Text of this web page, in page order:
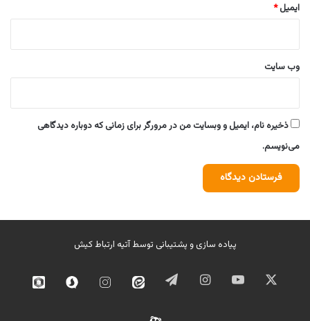
ایمیل*
وب‌ سایت
ذخیره نام، ایمیل و وبسایت من در مرورگر برای زمانی که دوباره دیدگاهی
می‌نویسم.
پیاده سازی و پشتیبانی توسطآتیه ارتباط کیش
ایکس یوتیوب اینستاگرامتلگرام ایتا
اینستاگرامسروش